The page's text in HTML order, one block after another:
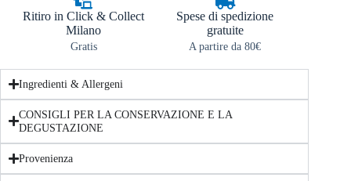
Ritiro in Click & Collect
Milano
Gratis
Spese di spedizione
gratuite
A partire da 80€
Ingredienti & Allergeni
CONSIGLI PER LA CONSERVAZIONE E LA
DEGUSTAZIONE
Provenienza